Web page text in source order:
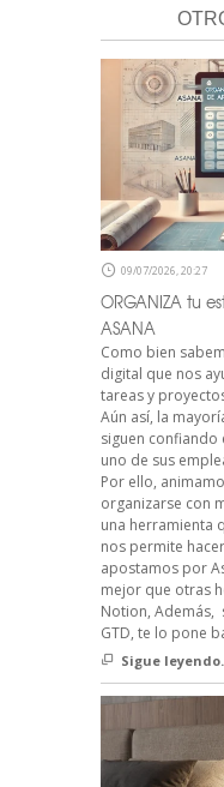
09/07/2026, 20:27
ORGANIZA tu
ASANA
Como bien
digital que nos
tareas y
Aún así, la
siguen confiando
uno de sus
Por ello,
organizarse con
una herramienta
nos permite
apostamos por
mejor que otras
Notion, Además,
GTD, te lo pone
Sigue